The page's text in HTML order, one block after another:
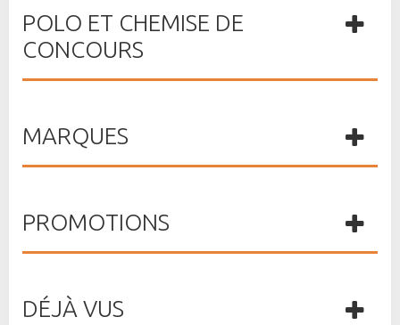
POLO ET CHEMISE DE
CONCOURS
MARQUES
PROMOTIONS
DÉJÀ VUS